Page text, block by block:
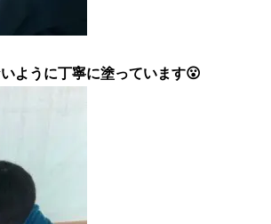
ように丁寧に塗っています😮